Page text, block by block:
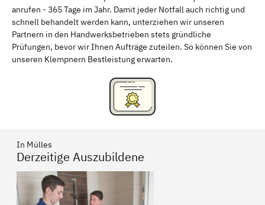
Freising Rudelsdorf, Mittelfranken
anrufen - 365 Tage im Jahr. Damit jeder Notfall auch richtig und
schnell behandelt werden kann, unterziehen wir unseren
Partnern in den Handwerksbetrieben stets gründliche
Prüfungen, bevor wir Ihnen Aufträge zuteilen. So können Sie von
unseren Klempnern Bestleistung erwarten.
In Mülles
Derzeitige Auszubildene